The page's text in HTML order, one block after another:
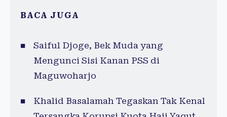
BACA JUGA
Saiful Djoge, Bek Muda yang
Mengunci Sisi Kanan PSS di
Maguwoharjo
Khalid Basalamah Tegaskan Tak Kenal